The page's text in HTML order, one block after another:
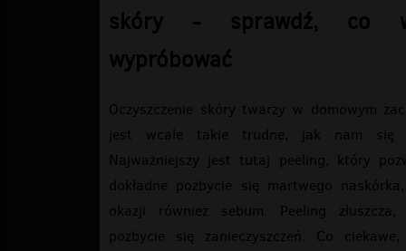
skóry - sprawdź, co
wypróbować
Oczyszczenie skóry twarzy w domowym
jest wcale takie trudne, jak nam się
Najważniejszy jest tutaj peeling, który
dokładne pozbycie się martwego
okazji również sebum. Peeling złuszcza,
pozbycie się zanieczyszczeń. Co